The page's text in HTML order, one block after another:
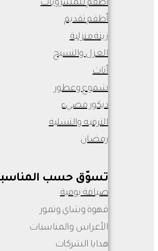
أطقم للمشروبات
أطقم تقديم
زينة منزلية
الغزل والنسيج
أثاث
شموع وعطور
ديكور مضيء
الترفيه والتسلية
رمضان
تسوّق حسب
ضيافة يومية
قهوة وشاي وتمور
الأعراس والمناسبات
هدايا الشركات